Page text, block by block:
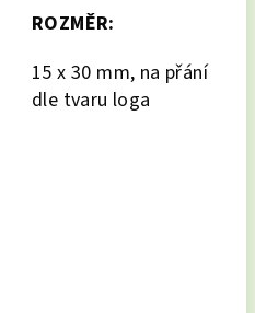
ROZMĚR:
15 x 30 mm, na přání
dle tvaru loga